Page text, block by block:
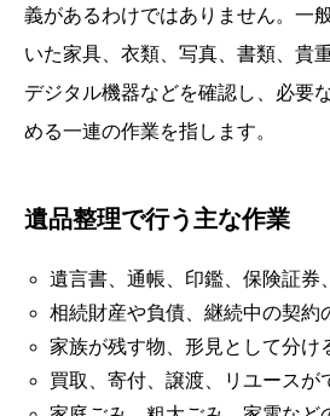
義があるわけではありません。一
いた家具、衣類、写真、書類、貴
デジタル機器などを確認し、必要
める一連の作業を指します。
遺品整理で行う主な作業
遺言書、通帳、印鑑、保険証券
相続財産や負債、継続中の契約
家族が残す物、形見として分け
買取、寄付、譲渡、リユースが